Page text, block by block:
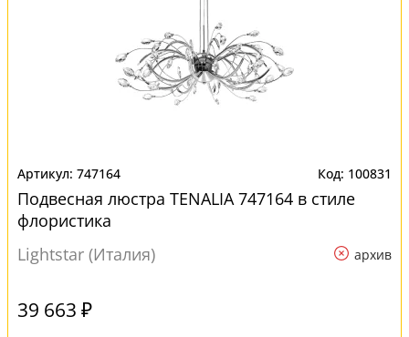
747164 100831
Подвесная люстра TENALIA 747164 в стиле
флористика
Lightstar (Италия)
архив
39 663 ₽